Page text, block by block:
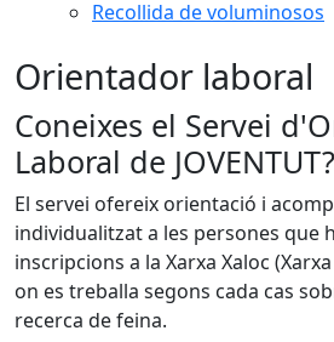
Recollida de voluminosos
Orientador laboral
Coneixes el Servei
Laboral de JOVENTUT?
El servei ofereix orientació i
individualitzat a les persones que
inscripcions a la Xarxa Xaloc
on es treballa segons cada cas
recerca de feina.